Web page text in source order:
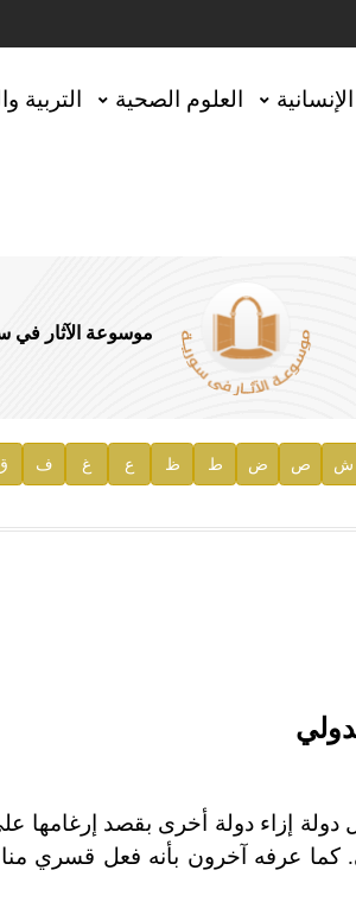
العلوم الصحية التربية
موسوعة الآثار في
ش ص ض ط ظ ع غ ف
دولة إزاء دولة أخرى بقصد إرغامها
كما عرفه آخرون بأنه فعل قسري